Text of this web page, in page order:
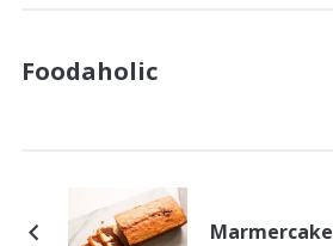
Foodaholic
Marmercake